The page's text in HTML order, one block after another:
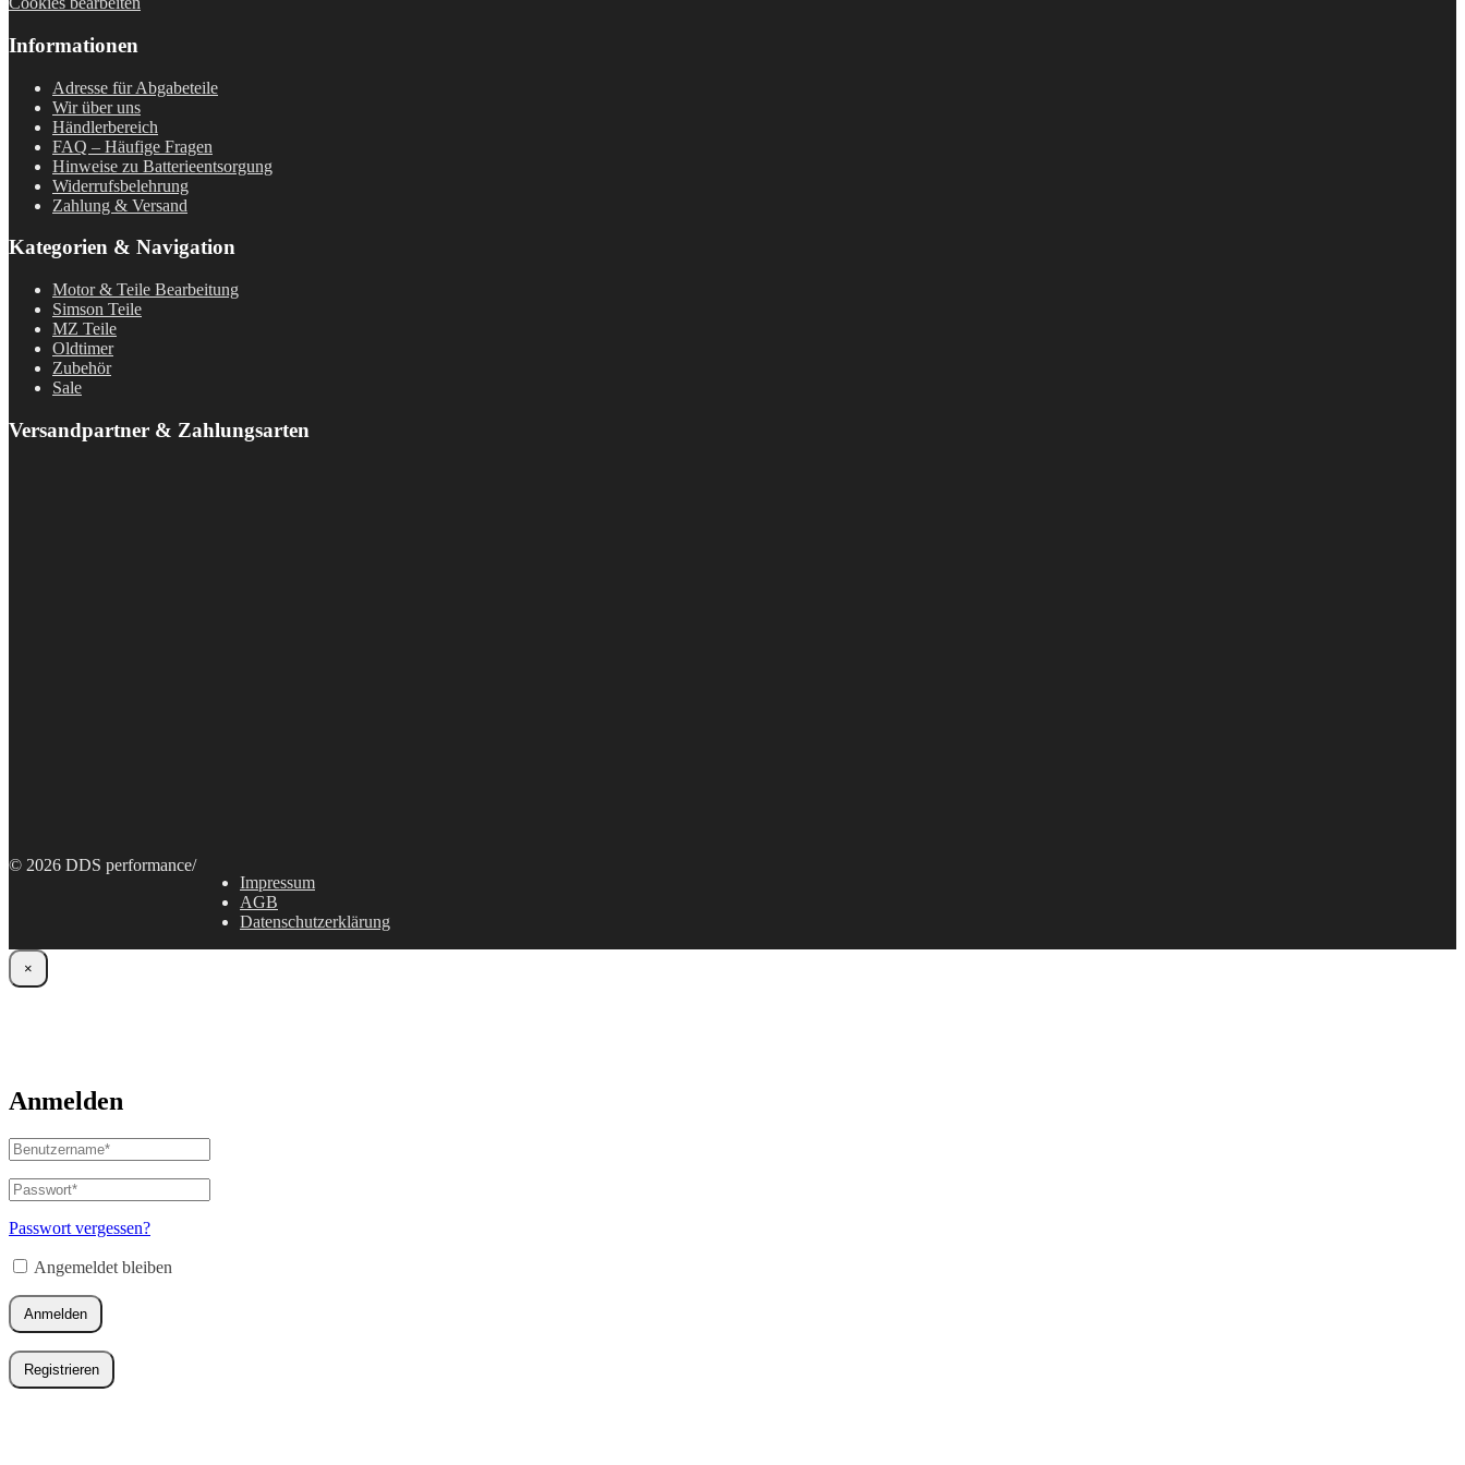
Informationen
Adresse für Abgabeteile
Wir über uns
Händlerbereich
FAQ – Häufige Fragen
Hinweise zu Batterieentsorgung
Widerrufsbelehrung
Zahlung & Versand
Kategorien & Navigation
Motor & Teile Bearbeitung
Simson Teile
MZ Teile
Oldtimer
Zubehör
Sale
Versandpartner & Zahlungsarten
© 2026 DDS performance/
Impressum
AGB
Datenschutzerklärung
×
Anmelden
Benutzername
oder
E-
Mail-
Adresse*
Passwort*
Erforderlich
Passwort vergessen?
Angemeldet bleiben
Anmelden
Registrieren